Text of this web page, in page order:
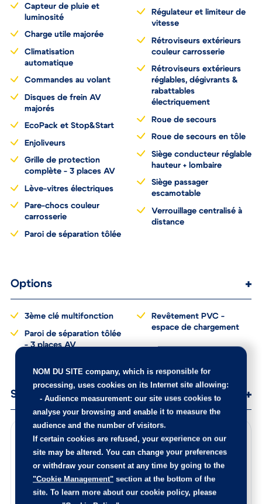
Capteur de pluie et
luminosité
Charge utile majorée
Climatisation
automatique
Commandes au volant
Disques de frein AV
majorés
EcoPack et Stop&Start
Enjoliveurs
Grille de protection
complète - 3 places AV
Lève-vitres électriques
Pare-chocs couleur
carrosserie
Paroi de séparation tôlée
Régulateur et limiteur de
vitesse
Rétroviseurs extérieurs
couleur carrosserie
Rétroviseurs extérieurs
réglables, dégivrants &
rabattables
électriquement
Roue de secours
Roue de secours en tôle
Siège conducteur réglable
hauteur + lombaire
Siège passager
escamotable
Verrouillage centralisé à
distance
Options
3ème clé multifonction
Paroi de séparation tôlée
- 3 places AV
Revêtement PVC -
espace de chargement
Services
Points de contrôle
100 points de contrôle ont été réalisés sur cette voiture
Les éventuelles pièces endommagées ont été remplacées,
l’intérieur est nettoyé de fond en comble, et la carrosserie
rajeunie.
NOM DU SITE company, which is responsible for
processing, uses cookies on its Internet site allowing:
- Audience measurement: our site uses cookies to
analyse your browsing and enable it to measure the
audience and the number of visitors.
If certain cookies are refused, your experience on our
site may be altered. You can change your preferences
or withdraw your consent at any time by going to the
"Cookie Management" section at the bottom of the
site. To learn more about our cookie policy, please